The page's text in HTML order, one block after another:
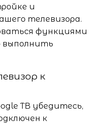
и
телевизора.
функциями
выполнить
к
ТВ убедитесь,
к